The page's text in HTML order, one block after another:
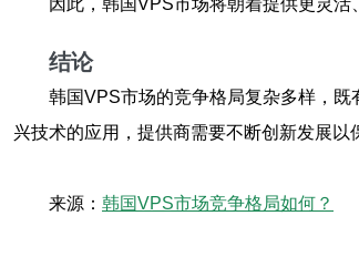
因此，韩国VPS市场将朝着提供更灵
结论
韩国VPS市场的竞争格局复杂多样，
兴技术的应用，提供商需要不断创新发展以
来源： 韩国VPS市场竞争格局如何？